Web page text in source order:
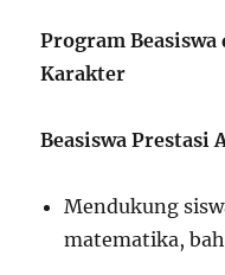
Program Beasiswa
Karakter
Beasiswa Prestasi
Mendukung
matematika,